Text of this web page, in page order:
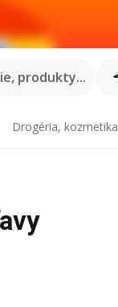
produkty...
Drogéria, kozmetika